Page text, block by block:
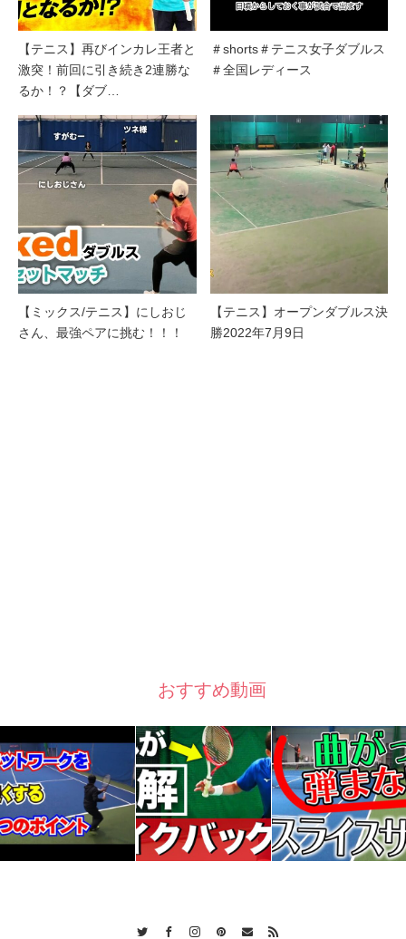
【テニス】再びインカレ王者と
激突！前回に引き続き2連勝な
るか！？【ダブ…
＃shorts＃テニス女子ダブルス
＃全国レディース
【ミックス/テニス】にしおじ
さん、最強ペアに挑む！！！
【テニス】オープンダブルス決
勝2022年7月9日
おすすめ動画